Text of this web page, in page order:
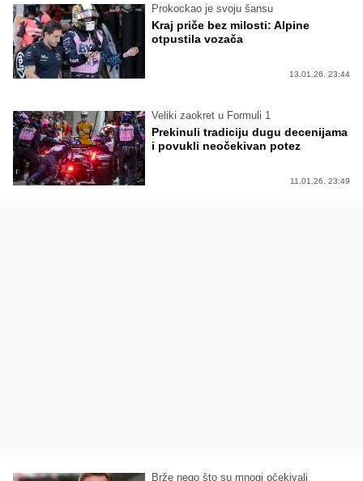
Prokockao je svoju šansu
Kraj priče bez milosti: Alpine
otpustila vozača
13.01.26. 23:44
Veliki zaokret u Formuli 1
Prekinuli tradiciju dugu decenijama
i povukli neočekivan potez
11.01.26. 23:49
Brže nego što su mnogi očekivali